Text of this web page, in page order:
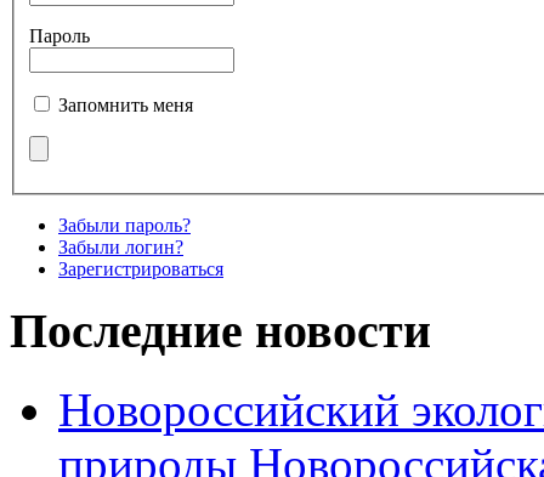
Пароль
Запомнить меня
Забыли пароль?
Забыли логин?
Зарегистрироваться
Последние новости
Новороссийский
природы